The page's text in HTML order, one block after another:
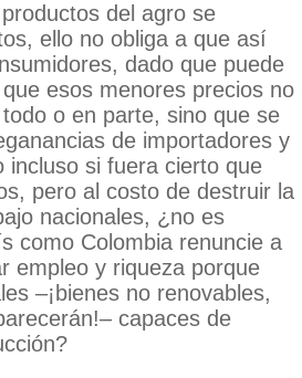
del agro se
ello no obliga a que así
dado que puede
esos menores precios no
o en parte, sino que se
de importadores y
incluso si fuera cierto que
pero al costo de destruir la
nacionales, ¿no es
como Colombia renuncie a
empleo y riqueza porque
–¡bienes no renovables,
capaces de